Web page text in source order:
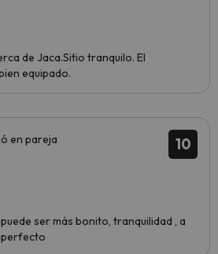
de Jaca.Sitio tranquilo. El
equipado.
10
en pareja
ser más bonito, tranquilidad , a
perfecto